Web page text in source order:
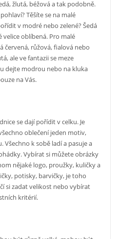
žlutá, béžová a tak podobně.
Těšíte se na malé
v modré nebo zelené? Šedá
oblíbená. Pro malé
červená, růžová, fialová nebo
ale ve fantazii se meze
dejte modrou nebo na kluka
na Vás.
se dají pořídit v celku. Je
oblečení jeden motiv,
k sobě ladí a pasuje a
Vybírat si můžete obrázky
nějaké logo, proužky, kuličky a
potisky, barvičky, je toho
si zadat velikost nebo vybírat
kritérií.